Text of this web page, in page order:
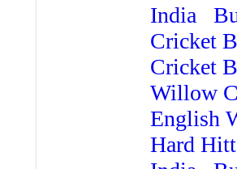
India
Cricket
Cricket
Willow
English
Hard